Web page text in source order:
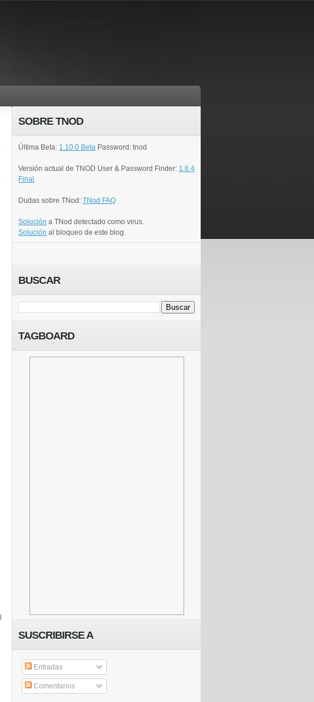
SOBRE TNOD
Última Beta: 1.10.0 Beta Password: tnod
Versión actual de TNOD User & Password Finder: 1.6.4
Final
Dudas sobre TNod: TNod FAQ
Solución a TNod detectado como virus.
Solución al bloqueo de este blog.
BUSCAR
TAGBOARD
SUSCRIBIRSE A
Entradas
Comentarios